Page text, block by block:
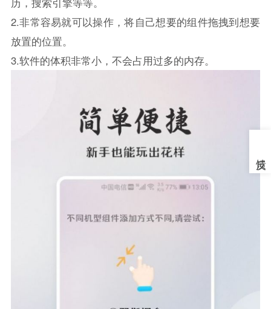
2.非常容易就可以操作，将自己想要的组件拖拽到想要
放置的位置。
3.软件的体积非常小，不会占用过多的内存。